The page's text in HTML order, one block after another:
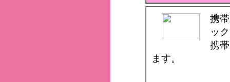
携
ッ
携
ます。